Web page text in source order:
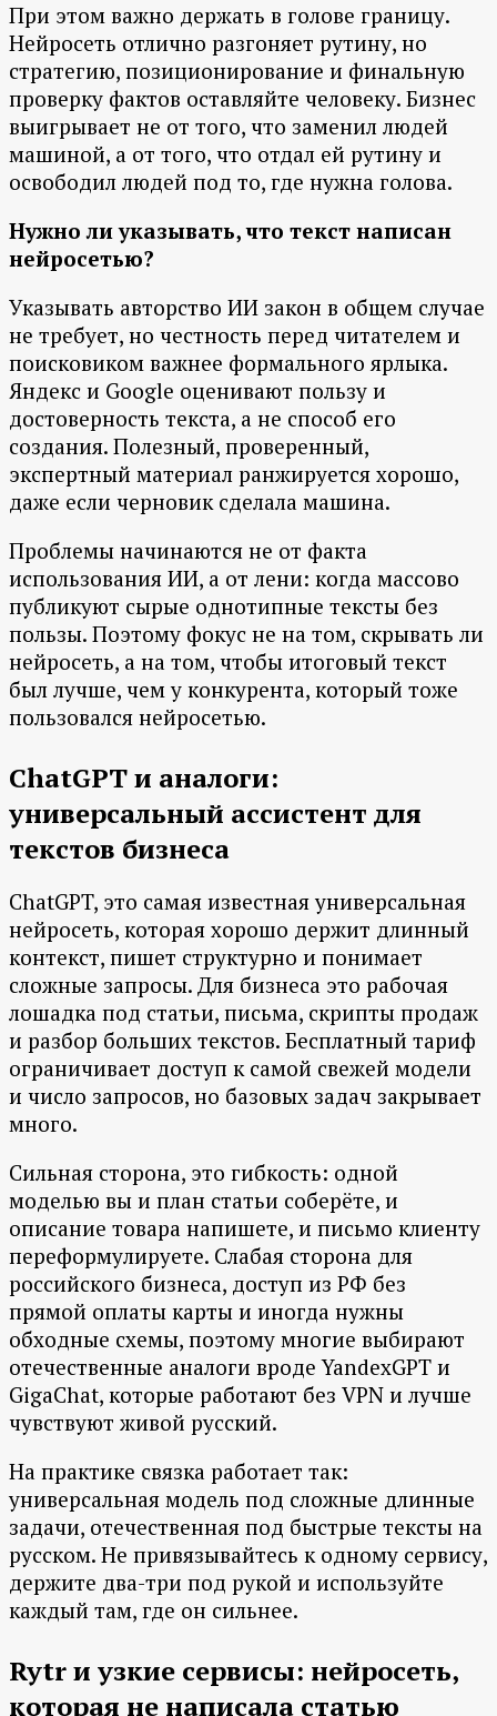
При этом важно держать в голове границу.
Нейросеть отлично разгоняет рутину, но
стратегию, позиционирование и финальную
проверку фактов оставляйте человеку. Бизнес
выигрывает не от того, что заменил людей
машиной, а от того, что отдал ей рутину и
освободил людей под то, где нужна голова.
Нужно ли указывать, что текст написан
нейросетью?
Указывать авторство ИИ закон в общем случае
не требует, но честность перед читателем и
поисковиком важнее формального ярлыка.
Яндекс и Google оценивают пользу и
достоверность текста, а не способ его
создания. Полезный, проверенный,
экспертный материал ранжируется хорошо,
даже если черновик сделала машина.
Проблемы начинаются не от факта
использования ИИ, а от лени: когда массово
публикуют сырые однотипные тексты без
пользы. Поэтому фокус не на том, скрывать ли
нейросеть, а на том, чтобы итоговый текст
был лучше, чем у конкурента, который тоже
пользовался нейросетью.
ChatGPT и аналоги:
универсальный ассистент для
текстов бизнеса
ChatGPT, это самая известная универсальная
нейросеть, которая хорошо держит длинный
контекст, пишет структурно и понимает
сложные запросы. Для бизнеса это рабочая
лошадка под статьи, письма, скрипты продаж
и разбор больших текстов. Бесплатный тариф
ограничивает доступ к самой свежей модели
и число запросов, но базовых задач закрывает
много.
Сильная сторона, это гибкость: одной
моделью вы и план статьи соберёте, и
описание товара напишете, и письмо клиенту
переформулируете. Слабая сторона для
российского бизнеса, доступ из РФ без
прямой оплаты карты и иногда нужны
обходные схемы, поэтому многие выбирают
отечественные аналоги вроде YandexGPT и
GigaChat, которые работают без VPN и лучше
чувствуют живой русский.
На практике связка работает так:
универсальная модель под сложные длинные
задачи, отечественная под быстрые тексты на
русском. Не привязывайтесь к одному сервису,
держите два-три под рукой и используйте
каждый там, где он сильнее.
Rytr и узкие сервисы: нейросеть,
которая не написала статью